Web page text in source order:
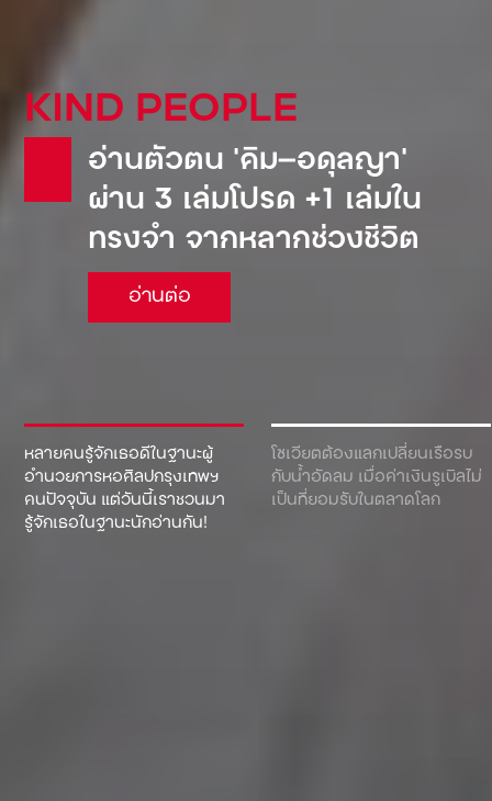
หลายคนรู้จักเธอดีในฐานะผู้
อำนวยการหอศิลปกรุงเทพฯ
คนปัจจุบัน แต่วันนี้เราชวนมา
รู้จักเธอในฐานะนักอ่านกัน!
โซเวียตต้องแลกเปลี่ยนเรือรบ
กับน้ำอัดลม เมื่อค่าเงินรูเบิลไม่
เป็นที่ยอมรับในตลาดโลก
KIND GLOBAL
Pepsi: น้ำอัดลมเจ้าแรกที่
เข้ามาตีตลาดโซเวียต จน
ต้องยอมขายเรือดำน้ำเพื่อ
แลกกับเครื่องดื่ม!
อ่านต่อ